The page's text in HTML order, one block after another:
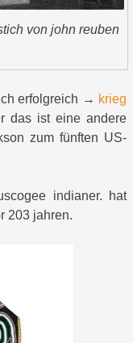
von john reuben
erfolgreich → krieg
das ist eine andere
zum fünften US-
indianer. hat
203 jahren.